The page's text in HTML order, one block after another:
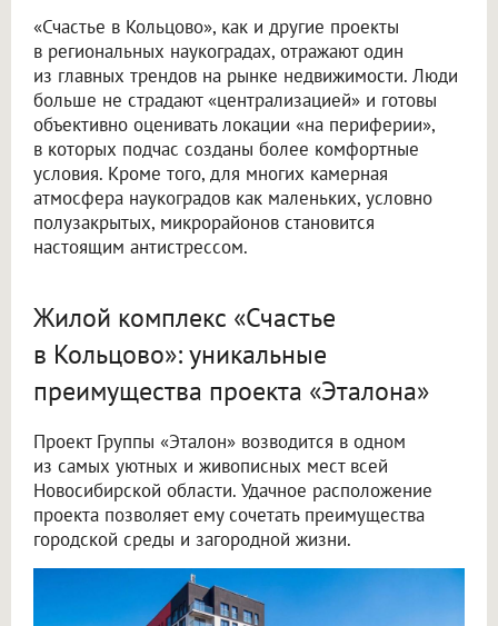
«Счастье в Кольцово», как и другие проекты
в региональных наукоградах, отражают один
из главных трендов на рынке недвижимости. Люди
больше не страдают «централизацией» и готовы
объективно оценивать локации «на периферии»,
в которых подчас созданы более комфортные
условия. Кроме того, для многих камерная
атмосфера наукоградов как маленьких, условно
полузакрытых, микрорайонов становится
настоящим антистрессом.
Жилой комплекс «Счастье
в Кольцово»: уникальные
преимущества проекта «Эталона»
Проект Группы «Эталон» возводится в одном
из самых уютных и живописных мест всей
Новосибирской области. Удачное расположение
проекта позволяет ему сочетать преимущества
городской среды и загородной жизни.